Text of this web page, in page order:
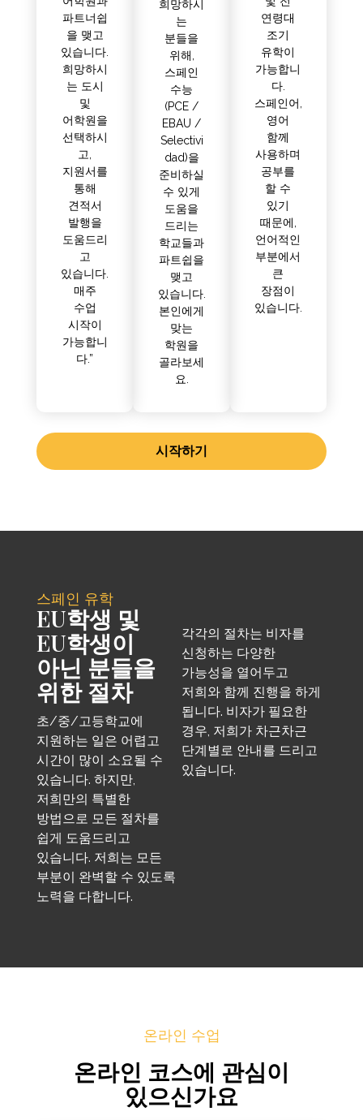
파트너쉽
을 맺고
있습니다.
희망하시
는 도시
및
어학원을
선택하시
고,
지원서를
통해
견적서
발행을
도움드리
고
있습니다.
매주
수업
시작이
가능합니
다.”
희망하시
는
분들을
위해,
스페인
수능
(PCE /
EBAU /
Selectivi
dad)을
준비하실
수 있게
도움을
드리는
학교들과
파트쉽을
맺고
있습니다.
본인에게
맞는
학원을
골라보세
요.
연령대
조기
유학이
가능합니
다.
스페인어,
영어
함께
사용하며
공부를
할 수
있기
때문에,
언어적인
부분에서
큰
장점이
있습니다.
시작하기
스페인 유학
EU학생 및
EU학생이
아닌 분들을
위한 절차
초/중/고등학교에
지원하는 일은 어렵고
시간이 많이 소요될 수
있습니다. 하지만,
저희만의 특별한
방법으로 모든 절차를
쉽게 도움드리고
있습니다. 저희는 모든
부분이 완벽할 수 있도록
노력을 다합니다.
각각의 절차는 비자를
신청하는 다양한
가능성을 열어두고
저희와 함께 진행을 하게
됩니다. 비자가 필요한
경우, 저희가 차근차근
단계별로 안내를 드리고
있습니다.
온라인 수업
온라인 코스에 관심이
있으신가요